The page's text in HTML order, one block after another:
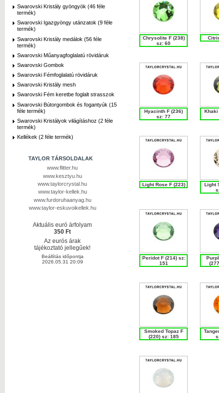
Swarovski Kristály gyöngyök (46 féle
termék)
Swarovski Igazgyöngy utánzatok (9 féle
termék)
Swarovski Kristály medálok (56 féle
termék)
Swarovski Műanyagfoglalatú rövidáruk
Swarovski Gombok
Swarovski Fémfoglalatú rövidáruk
Swarovski Kristály mesh
Swarovski Fém keretbe foglalt strasszok
Swarovski Bútorgombok és fogantyúk (15
féle termék)
Swarovski Kristályok világításhoz (2 féle
termék)
Kellékek (2 féle termék)
TAYLOR TÁRSOLDALAK
www.flitter.hu
www.kesztyu.hu
www.taylorcrystal.hu
www.taylor-kellek.hu
www.furdoruhaanyag.hu
www.taylor-eskuvoikellek.hu
Aktuális euró árfolyam
350 Ft
Az eurós árak
tájékoztató jellegűek!
Beállítás időpontja
2026.05.31 20:09
Chrysolite F (238)
sz: 60
Hyacinth F (236)
sz: 77
Khaki
Light Rose F (223)
Light
Peridot F (214) sz:
151
Smoked Topaz F
(220) sz: 185